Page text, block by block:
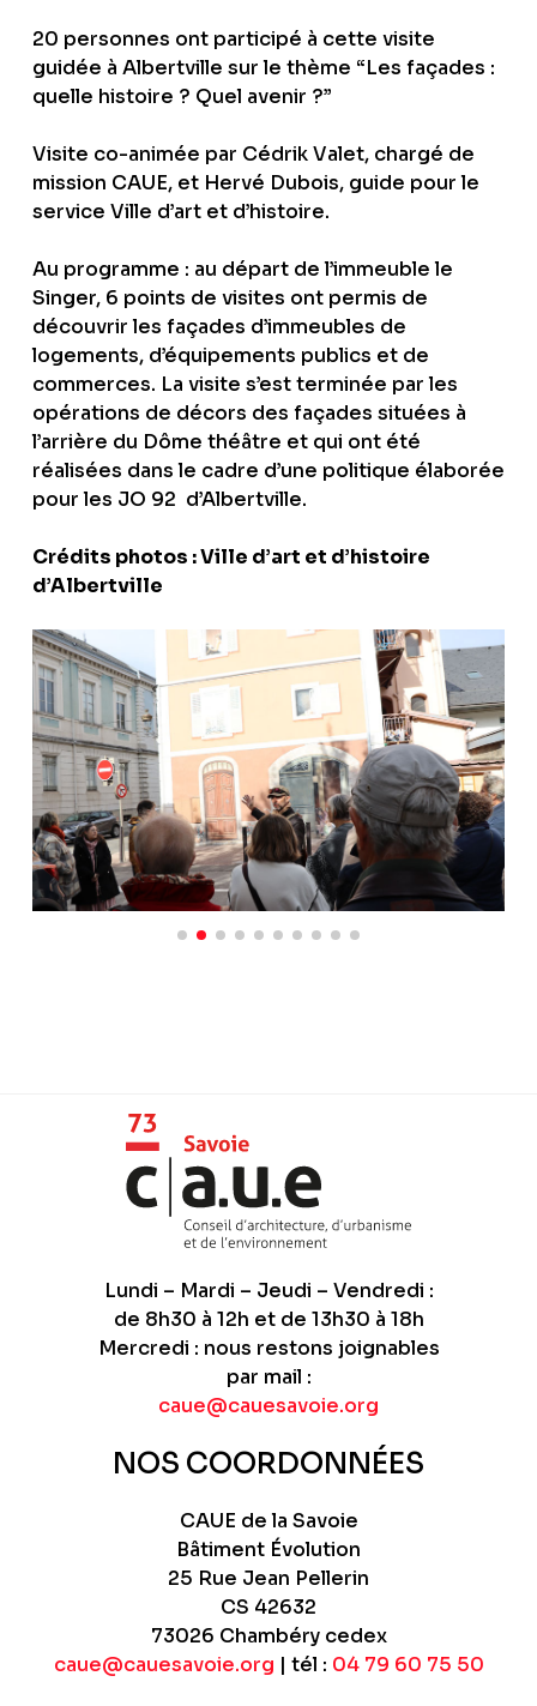
20 personnes ont participé à cette visite
guidée à Albertville sur le thème “Les façades :
quelle histoire ? Quel avenir ?”
Visite co-animée par Cédrik Valet, chargé de
mission CAUE, et Hervé Dubois, guide pour le
service Ville d’art et d’histoire.
Au programme : au départ de l’immeuble le
Singer, 6 points de visites ont permis de
découvrir les façades d’immeubles de
logements, d’équipements publics et de
commerces. La visite s’est terminée par les
opérations de décors des façades situées à
l’arrière du Dôme théâtre et qui ont été
réalisées dans le cadre d’une politique élaborée
pour les JO 92 d’Albertville.
Crédits photos : Ville d’art et d’histoire
d’Albertville
Lundi – Mardi – Jeudi – Vendredi :
de 8h30 à 12h et de 13h30 à 18h
Mercredi : nous restons joignables
par mail :
caue@cauesavoie.org
NOS COORDONNÉES
CAUE de la Savoie
Bâtiment Évolution
25 Rue Jean Pellerin
CS 42632
73026 Chambéry cedex
caue@cauesavoie.org | tél : 04 79 60 75 50